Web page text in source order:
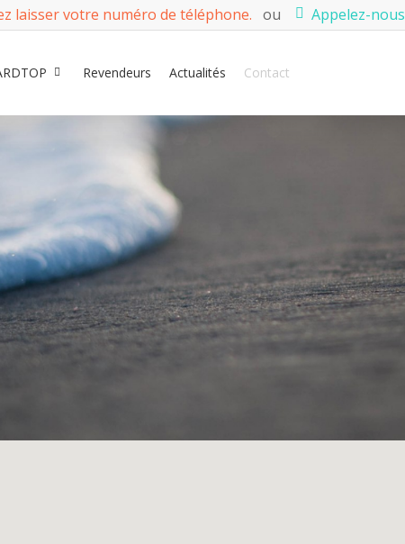
laisser votre numéro de téléphone. ou Appelez-nous
Revendeurs Actualités Contact